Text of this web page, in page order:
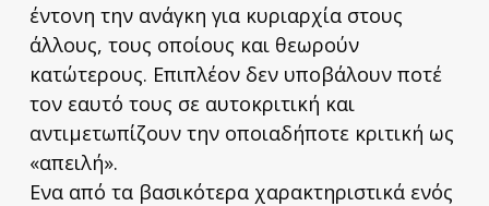
έντονη την ανάγκη για κυριαρχία στους
άλλους, τους οποίους και θεωρούν
κατώτερους. Επιπλέον δεν υποβάλουν ποτέ
τον εαυτό τους σε αυτοκριτική και
αντιμετωπίζουν την οποιαδήποτε κριτική ως
«απειλή».
Ενα από τα βασικότερα χαρακτηριστικά ενός